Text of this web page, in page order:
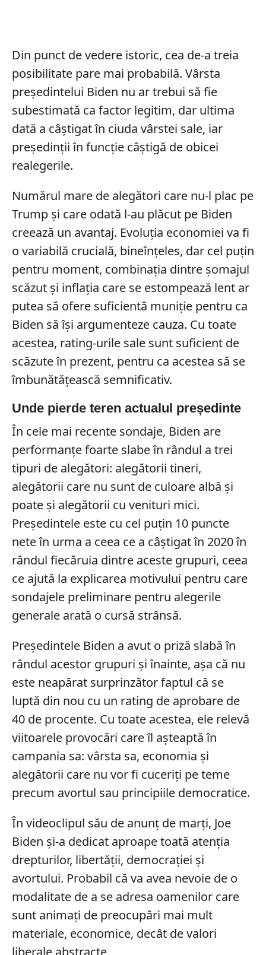
Din punct de vedere istoric, cea de-a treia
posibilitate pare mai probabilă. Vârsta
președintelui Biden nu ar trebui să fie
subestimată ca factor legitim, dar ultima
dată a câștigat în ciuda vârstei sale, iar
președinții în funcție câștigă de obicei
realegerile.
Numărul mare de alegători care nu-l plac pe
Trump și care odată l-au plăcut pe Biden
creează un avantaj. Evoluția economiei va fi
o variabilă crucială, bineînțeles, dar cel puțin
pentru moment, combinația dintre șomajul
scăzut și inflația care se estompează lent ar
putea să ofere suficientă muniție pentru ca
Biden să își argumenteze cauza. Cu toate
acestea, rating-urile sale sunt suficient de
scăzute în prezent, pentru ca acestea să se
îmbunătățească semnificativ.
Unde pierde teren actualul președinte
În cele mai recente sondaje, Biden are
performanțe foarte slabe în rândul a trei
tipuri de alegători: alegătorii tineri,
alegătorii care nu sunt de culoare albă și
poate și alegătorii cu venituri mici.
Președintele este cu cel puțin 10 puncte
nete în urma a ceea ce a câștigat în 2020 în
rândul fiecăruia dintre aceste grupuri, ceea
ce ajută la explicarea motivului pentru care
sondajele preliminare pentru alegerile
generale arată o cursă strânsă.
Președintele Biden a avut o priză slabă în
rândul acestor grupuri și înainte, așa că nu
este neapărat surprinzător faptul că se
luptă din nou cu un rating de aprobare de
40 de procente. Cu toate acestea, ele relevă
viitoarele provocări care îl așteaptă în
campania sa: vârsta sa, economia și
alegătorii care nu vor fi cuceriți pe teme
precum avortul sau principiile democratice.
În videoclipul său de anunț de marți, Joe
Biden și-a dedicat aproape toată atenția
drepturilor, libertății, democrației și
avortului. Probabil că va avea nevoie de o
modalitate de a se adresa oamenilor care
sunt animați de preocupări mai mult
materiale, economice, decât de valori
liberale abstracte